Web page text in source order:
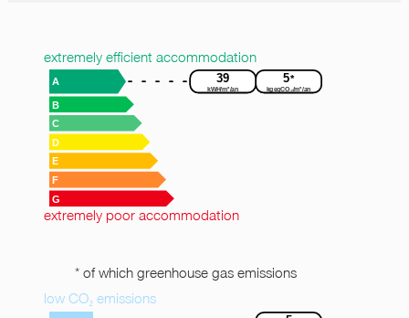
extremely efficient accommodation
5*
kgeqCO₂/m²/an
39
kWH/m²/an
A
B
C
D
E
F
G
extremely poor accommodation
* of which greenhouse gas emissions
low CO₂ emissions